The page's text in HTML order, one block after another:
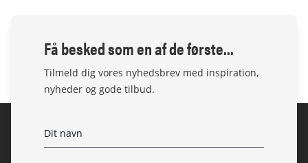
Få besked som en af de første...
Tilmeld dig vores nyhedsbrev med inspiration,
nyheder og gode tilbud.